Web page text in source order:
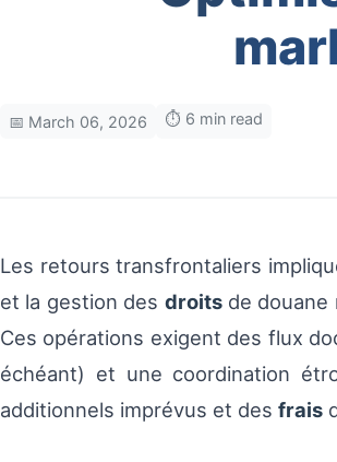
📅 March 06, 2026 ⏱️ 6 min read
Les retours transfrontaliers
et la gestion des droitsde douane
Ces opérations exigent des flux
échéant) et une coordination
additionnels imprévus et des frais